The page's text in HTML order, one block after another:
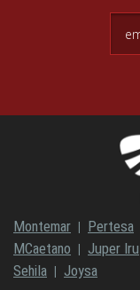
Montemar
Pertesa
MCaetano
Juper Iru
Sehila
Joysa